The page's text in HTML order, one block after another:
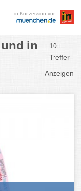
in Konzession von
in
10
Treffer
Anzeigen